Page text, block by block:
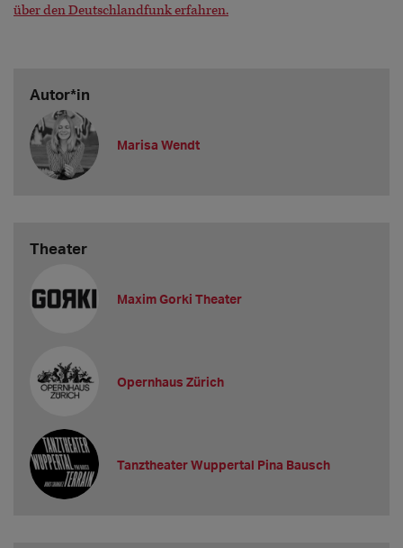
über den Deutschlandfunk erfahren.
Autor*in
Marisa Wendt
Theater
Maxim Gorki Theater
Opernhaus Zürich
Tanztheater Wuppertal Pina Bausch